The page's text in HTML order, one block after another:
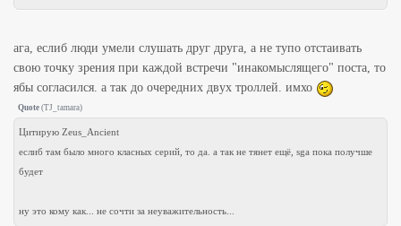
ага, еслиб люди умели слушать друг друга, а не тупо отстаивать
свою точку зрения при каждой встречи "инакомыслящего" поста, то
ябы согласился. а так до очередних двух троллей. имхо
Quote (TJ_tamara)
Цитирую Zeus_Ancient
еслиб там было много класных серий, то да. а так не тянет ещё, sga пока получше
будет
ну это кому как... не сочти за неуважительность...